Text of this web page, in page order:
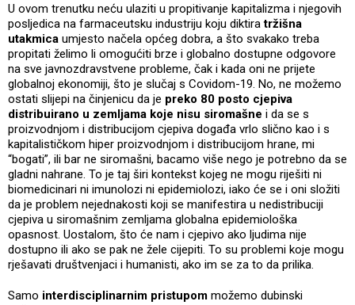
U ovom trenutku neću ulaziti u propitivanje kapitalizma i njegovih
posljedica na farmaceutsku industriju koju diktiratržišna
utakmica umjesto načela općeg dobra, a što svakako treba
propitati želimo li omogućiti brze i globalno dostupne odgovore
na sve javnozdravstvene probleme, čak i kada oni ne prijete
globalnoj ekonomiji, što je slučaj s Covidom-19. No, ne možemo
ostati slijepi na činjenicu da je preko 80 posto cjepiva
distribuirano u zemljama koje nisu siromašne i da se s
proizvodnjom i distribucijom cjepiva događa vrlo slično kao i s
kapitalističkom hiper proizvodnjom i distribucijom hrane, mi
“bogati”, ili bar ne siromašni, bacamo više nego je potrebno da se
gladni nahrane. To je taj širi kontekst kojeg ne mogu riješiti ni
biomedicinari ni imunolozi ni epidemiolozi, iako će se i oni složiti
da je problem nejednakosti koji se manifestira u nedistribuciji
cjepiva u siromašnim zemljama globalna epidemiološka
opasnost. Uostalom, što će nam i cjepivo ako ljudima nije
dostupno ili ako se pak ne žele cijepiti. To su problemi koje mogu
rješavati društvenjaci i humanisti, ako im se za to da prilika.
Samo interdisciplinarnim pristupom možemo dubinski